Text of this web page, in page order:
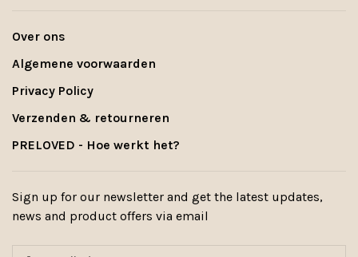
Over ons
Algemene voorwaarden
Privacy Policy
Verzenden & retourneren
PRELOVED - Hoe werkt het?
Sign up for our newsletter and get the latest updates,
news and product offers via email